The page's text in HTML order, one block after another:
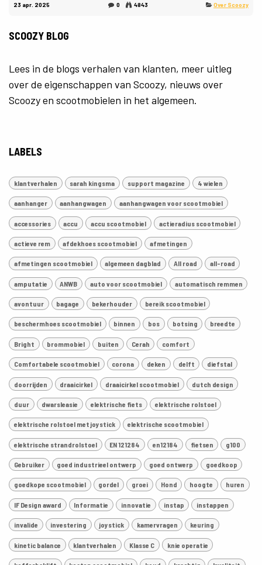
23 apr. 2025 0 4843 Over Scoozy
SCOOZY BLOG
Lees in de blogs verhalen van klanten, meer uitleg
over de eigenschappen van Scoozy, nieuws over
Scoozy en scootmobielen in het algemeen.
LABELS
klantverhalen sarah kingsma support magazine 4 wielen
aanhanger aanhangwagen aanhangwagen voor scootmobiel
accessories accu accu scootmobiel actieradius scootmobiel
actieve rem afdekhoes scootmobiel afmetingen
afmetingen scootmobiel algemeen dagblad All road all-road
amputatie ANWB auto voor scootmobiel automatisch remmen
avontuur bagage bekerhouder bereik scootmobiel
beschermhoes scootmobiel binnen bos botsing breedte
Bright brommobiel buiten Cerah comfort
Comfortabele scootmobiel corona deken delft diefstal
doorrijden draaicirkel draaicirkel scootmobiel dutch design
duur dwarsleasie elektrische fiets elektrische rolstoel
elektrische rolstoel met joystick elektrische scootmobiel
elektrische strandrolstoel EN 121284 en12184 fietsen g100
Gebruiker goed industrieel ontwerp goed ontwerp goedkoop
goedkope scootmobiel gordel groei Hond hoogte huren
IF Design award Informatie innovatie instap instappen
invalide investering joystick kamervragen keuring
kinetic balance klantverhalen Klasse C knie operatie